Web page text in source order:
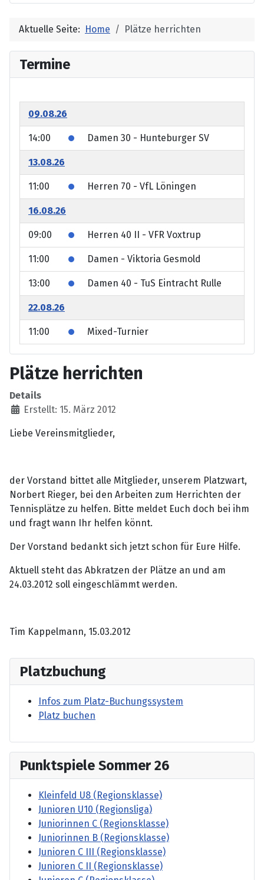
Aktuelle Seite: Home Plätze herrichten
Termine
09.08.26
14:00 Damen 30 - Hunteburger SV
13.08.26
11:00 Herren 70 - VfL Löningen
16.08.26
09:00 Herren 40 II - VFR Voxtrup
11:00 Damen - Viktoria Gesmold
13:00 Damen 40 - TuS Eintracht Rulle
22.08.26
11:00 Mixed-Turnier
Plätze herrichten
Details
Erstellt: 15. März 2012
Liebe Vereinsmitglieder,
der Vorstand bittet alle Mitglieder, unserem Platzwart,
Norbert Rieger, bei den Arbeiten zum Herrichten der
Tennisplätze zu helfen. Bitte meldet Euch doch bei ihm
und fragt wann Ihr helfen könnt.
Der Vorstand bedankt sich jetzt schon für Eure Hilfe.
Aktuell steht das Abkratzen der Plätze an und am
24.03.2012 soll eingeschlämmt werden.
Tim Kappelmann, 15.03.2012
Platzbuchung
Infos zum Platz-Buchungssystem
Platz buchen
Punktspiele Sommer 26
Kleinfeld U8 (Regionsklasse)
Junioren U10 (Regionsliga)
Juniorinnen C (Regionsklasse)
Juniorinnen B (Regionsklasse)
Junioren C III (Regionsklasse)
Junioren C II (Regionsklasse)